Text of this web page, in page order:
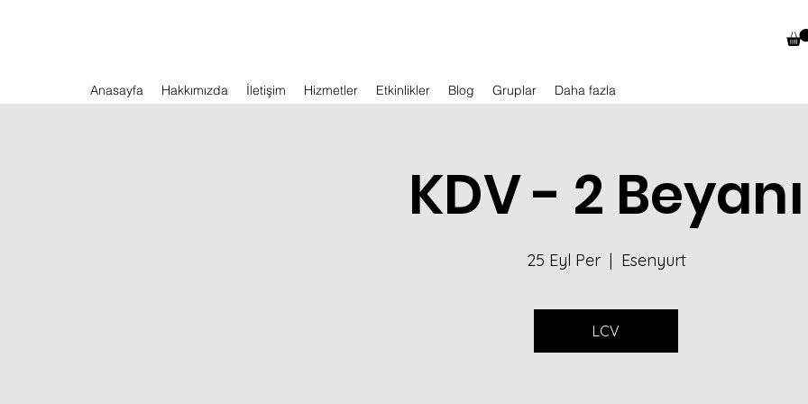
Anasayfa Hakkımızda İletişim Hizmetler Etkinlikler Blog Gruplar Daha fazla
KDV - 2 Beyanı
25 Eyl Per
  |
Esenyurt
LCV